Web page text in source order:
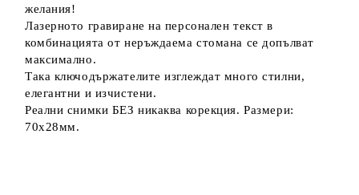
желания!
Лазерното гравиране на персонален текст в
комбинацията от неръждаема стомана се допълват
максимално.
Така ключодържателите изглеждат много стилни,
елегантни и изчистени.
Реални снимки БЕЗ никаква корекция. Размери:
70х28мм.